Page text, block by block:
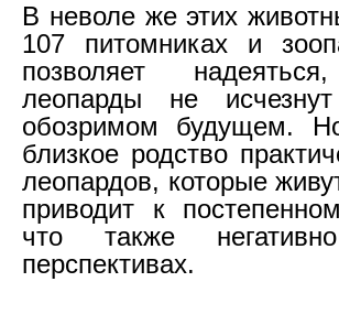
В неволе же этих
107 питомниках и
позволяет
леопарды не
обозримом будущем.
близкое родство
леопардов, которые
приводит к
что также
перспективах.